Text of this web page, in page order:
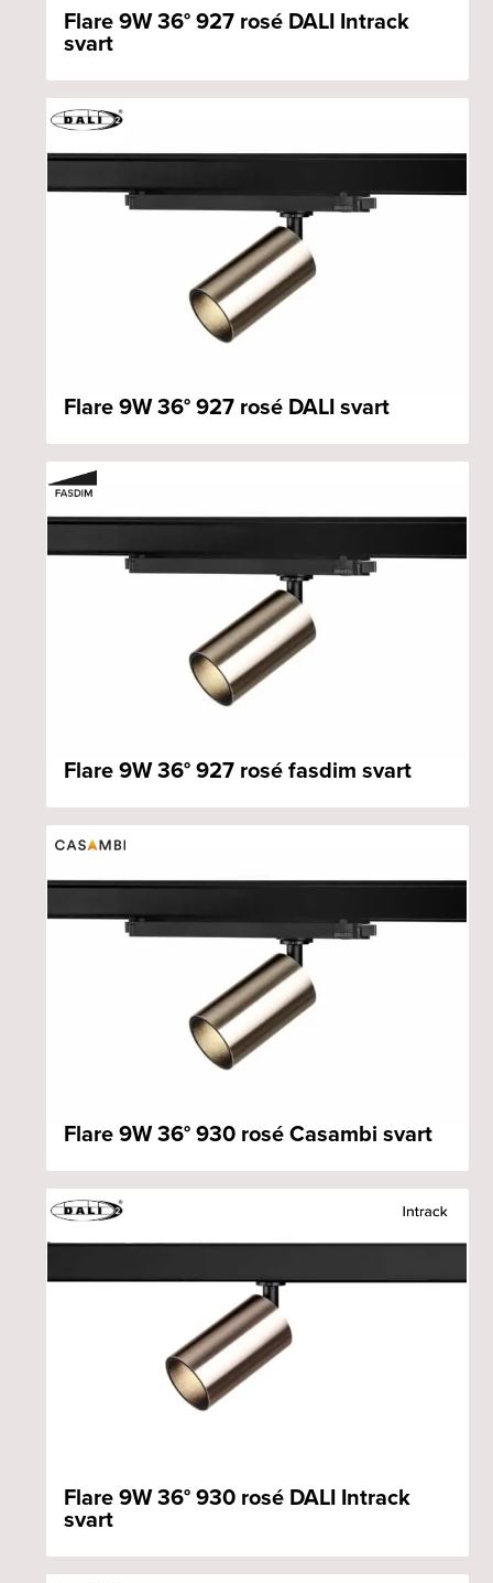
Flare 9W 36° 927 rosé DALI Intrack
svart
Flare 9W 36° 927 rosé DALI svart
Flare 9W 36° 927 rosé fasdim svart
Flare 9W 36° 930 rosé Casambi svart
Flare 9W 36° 930 rosé DALI Intrack
svart